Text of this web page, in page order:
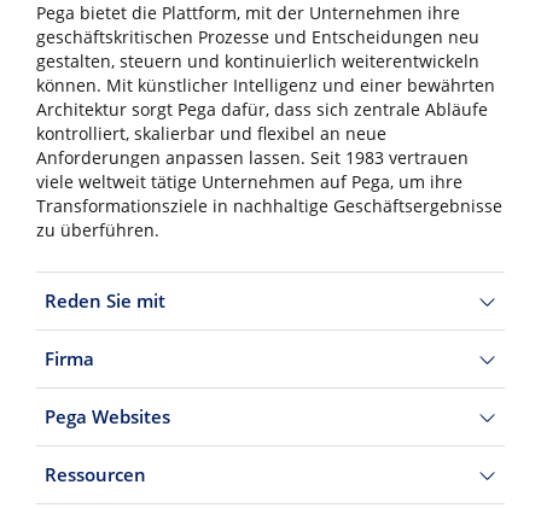
Pega bietet die Plattform, mit der Unternehmen ihre
geschäftskritischen Prozesse und Entscheidungen neu
gestalten, steuern und kontinuierlich weiterentwickeln
können. Mit künstlicher Intelligenz und einer bewährten
Architektur sorgt Pega dafür, dass sich zentrale Abläufe
kontrolliert, skalierbar und flexibel an neue
Anforderungen anpassen lassen. Seit 1983 vertrauen
viele weltweit tätige Unternehmen auf Pega, um ihre
Transformationsziele in nachhaltige Geschäftsergebnisse
zu überführen.
Reden Sie mit
Firma
Pega Websites
Ressourcen